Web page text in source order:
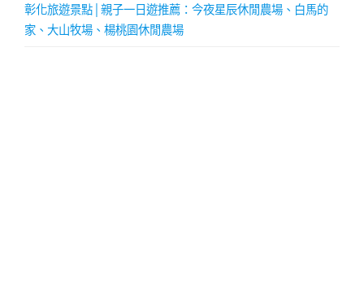
彰化旅遊景點│親子一日遊推薦：今夜星辰休閒農場、白馬的
家、大山牧場、楊桃園休閒農場